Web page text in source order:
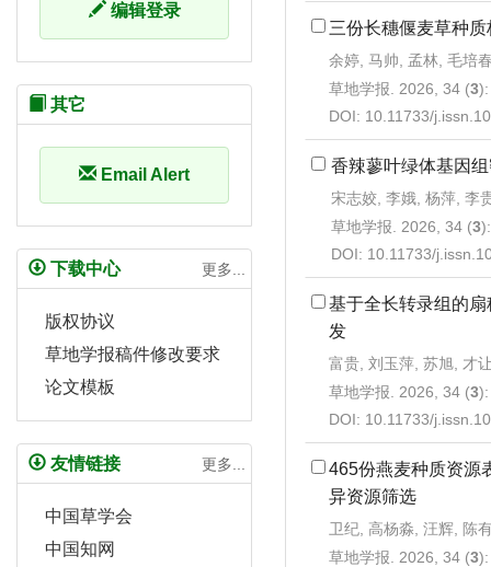
三份长穗偃麦草种
余婷, 马帅, 孟林, 毛培
草地学报. 2026, 34 (3
DOI: 10.11733/
香辣蓼叶绿体基因
宋志姣, 李娥, 杨萍, 李
草地学报. 2026, 34 (3
DOI: 10.11733/
基于全长转录组的
发
富贵, 刘玉萍, 苏旭, 才
草地学报. 2026, 34 (3
DOI: 10.11733/
465份燕麦种质资源
异资源筛选
卫纪, 高杨淼, 汪辉, 陈
草地学报. 2026, 34 (3
编辑登录
其它
Email Alert
下载中心 更多...
版权协议
草地学报稿件修改要求
论文模板
友情链接 更多...
中国草学会
中国知网